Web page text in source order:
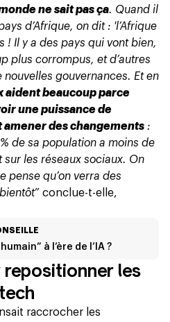
ne sait pas ça. Quand il
d’Afrique, on dit : 'l’Afrique
! Il y a des pays qui vont bien,
plus corrompus, et d’autres
gouvernances. Et en
aident beaucoup parce
une puissance de
des changements :
de sa population a moins de
sur les réseaux sociaux. On
pense qu’on verra des
” conclue-t-elle,
à l’ère de l’IA ?
les
raccrocher les